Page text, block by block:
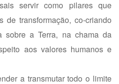
servir como pilares que
de transformação, co-criando
sobre a Terra, na chama da
aos valores humanos e
a transmutar todo o limite